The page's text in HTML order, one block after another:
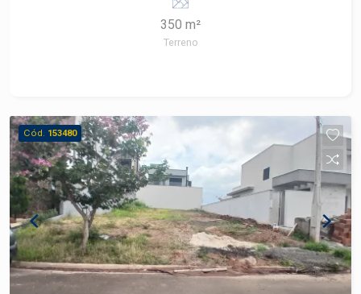
proporcionando melhor aproveitamento do
projeto e redução de custos com terraplanagem.
Localização: Condomínio Parque dos Ypês é um
crescimento e valorização de Piracicaba.
Planejado para oferecer qualidade de vida aos
moradores, o condomínio conta com
infraestrutura moderna, portaria e ambiente
familiar, proporcionando conforto e segurança
para toda a família. Sua localização privilegiada
garante fácil acesso à Avenida Laranjal Paulista e
a diversos comércios, escolas, supermercados,
farmácias e serviços essenciais, unindo
350 m²
Terreno
Cód. 153480